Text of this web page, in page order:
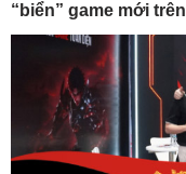
“biển” game mới